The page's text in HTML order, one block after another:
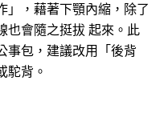
」，藉著下顎內縮，除了
也會隨之挺拔 起來。此
事包，建議改用「後背
駝背。